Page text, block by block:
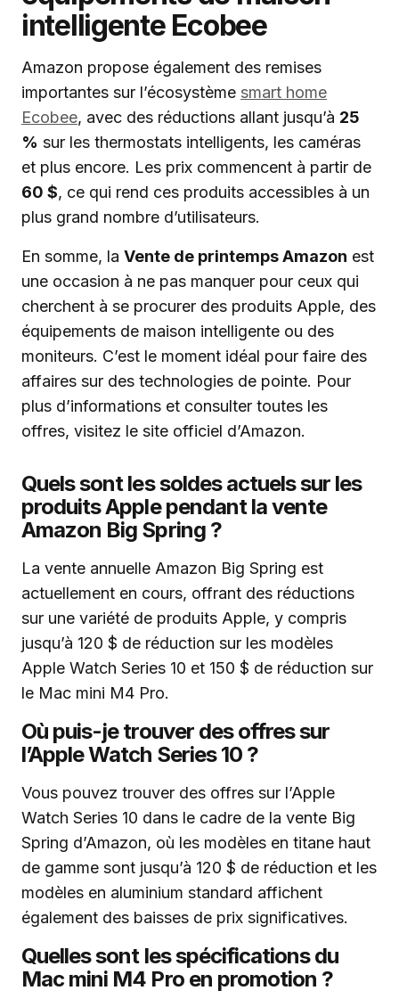
intelligente Ecobee
Amazon propose également des remises
importantes sur l’écosystème smart home
Ecobee, avec des réductions allant jusqu’à 25
% sur les thermostats intelligents, les caméras
et plus encore. Les prix commencent à partir de
60 $, ce qui rend ces produits accessibles à un
plus grand nombre d’utilisateurs.
En somme, la Vente de printemps Amazon est
une occasion à ne pas manquer pour ceux qui
cherchent à se procurer des produits Apple, des
équipements de maison intelligente ou des
moniteurs. C’est le moment idéal pour faire des
affaires sur des technologies de pointe. Pour
plus d’informations et consulter toutes les
offres, visitez le site officiel d’Amazon.
Quels sont les soldes actuels sur les
produits Apple pendant la vente
Amazon Big Spring ?
La vente annuelle Amazon Big Spring est
actuellement en cours, offrant des réductions
sur une variété de produits Apple, y compris
jusqu’à 120 $ de réduction sur les modèles
Apple Watch Series 10 et 150 $ de réduction sur
le Mac mini M4 Pro.
Où puis-je trouver des offres sur
l’Apple Watch Series 10 ?
Vous pouvez trouver des offres sur l’Apple
Watch Series 10 dans le cadre de la vente Big
Spring d’Amazon, où les modèles en titane haut
de gamme sont jusqu’à 120 $ de réduction et les
modèles en aluminium standard affichent
également des baisses de prix significatives.
Quelles sont les spécifications du
Mac mini M4 Pro en promotion ?